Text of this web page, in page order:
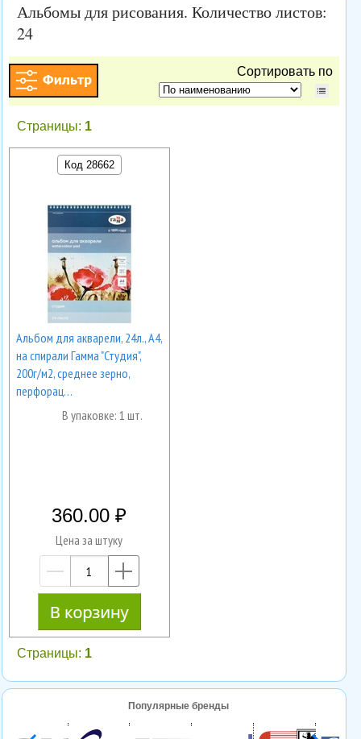
Альбомы для рисования. Количество листов:
24
Сортировать по
Страницы: 1
Код 28662
Альбом для акварели, 24л., А4,
на спирали Гамма "Студия",
200г/м2, среднее зерно,
перфорац…
В упаковке: 1 шт.
360.00
Цена за штуку
—
Страницы: 1
Популярные бренды